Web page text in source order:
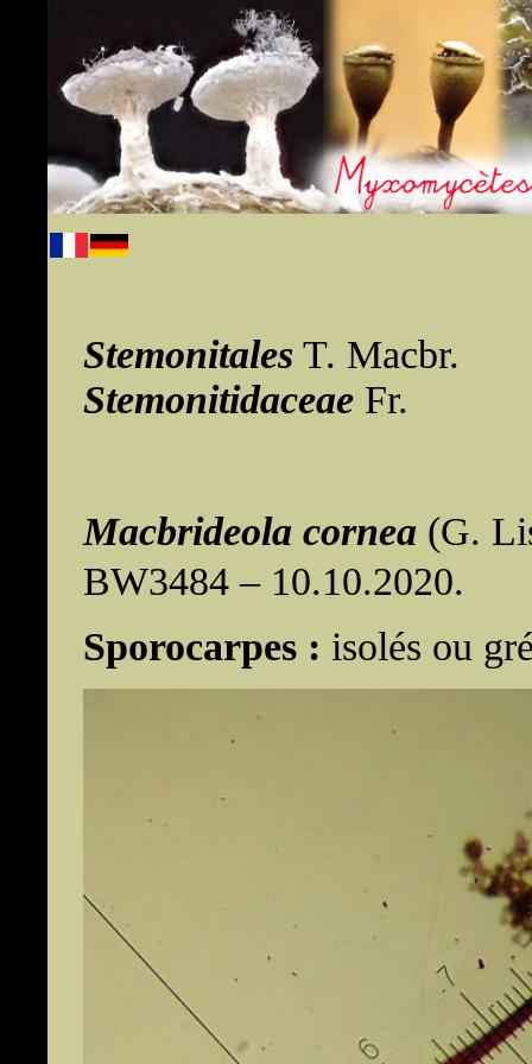
Stemonitales T. Macbr.
Stemonitidaceae Fr.
Macbrideola cornea (G.
BW3484 – 10.10.2020.
Sporocarpes : isolés ou